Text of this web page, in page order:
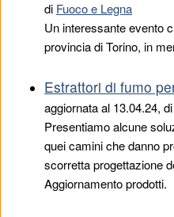
di Fuoco e Legna
Un interessante evento
provincia di Torino, in
Estrattori di fumo
aggiornata al 13.04.24, di
Presentiamo alcune
quei camini che danno
scorretta progettazione
Aggiornamento prodotti.